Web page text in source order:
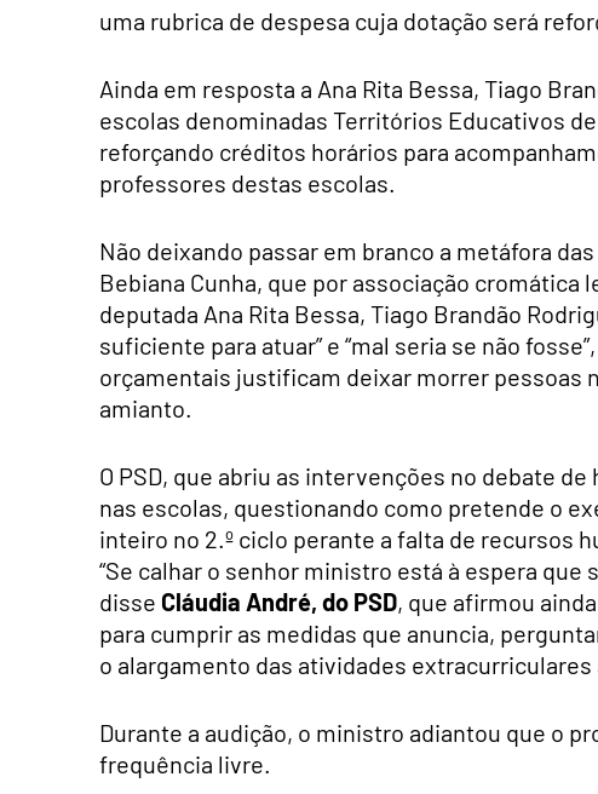
uma rubrica de despesa cuja dotação será
Ainda em resposta a Ana Rita Bessa, Tiago
escolas denominadas Territórios Educativos
reforçando créditos horários para
professores destas escolas.
Não deixando passar em branco a metáfora
Bebiana Cunha, que por associação cromática
deputada Ana Rita Bessa, Tiago Brandão
suficiente para atuar” e “mal seria se não
orçamentais justificam deixar morrer pessoas
amianto.
O PSD, que abriu as intervenções no debate
nas escolas, questionando como pretende o
inteiro no 2.º ciclo perante a falta de recursos
“Se calhar o senhor ministro está à espera
disse Cláudia André, do PSD, que afirmou
para cumprir as medidas que anuncia,
o alargamento das atividades extracurriculares
Durante a audição, o ministro adiantou que o
frequência livre.